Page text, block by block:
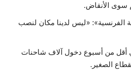
سوى الأنقاض.
الفرنسية»: «ليس لدينا مكان لنصب
أقل من أسبوع دخول آلاف شاحنات
الصغير.